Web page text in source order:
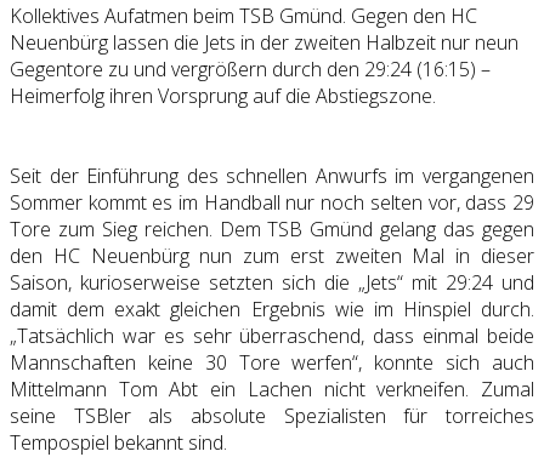
Kollektives Aufatmen beim TSB Gmünd. Gegen den HC
Neuenbürg lassen die Jets in der zweiten Halbzeit nur neun
Gegentore zu und vergrößern durch den 29:24 (16:15) –
Heimerfolg ihren Vorsprung auf die Abstiegszone.
Seit der Einführung des schnellen Anwurfs im vergangenen
Sommer kommt es im Handball nur noch selten vor, dass 29
Tore zum Sieg reichen. Dem TSB Gmünd gelang das gegen
den HC Neuenbürg nun zum erst zweiten Mal in dieser
Saison, kurioserweise setzten sich die „Jets“ mit 29:24 und
damit dem exakt gleichen Ergebnis wie im Hinspiel durch.
„Tatsächlich war es sehr überraschend, dass einmal beide
Mannschaften keine 30 Tore werfen“, konnte sich auch
Mittelmann Tom Abt ein Lachen nicht verkneifen. Zumal
seine TSBler als absolute Spezialisten für torreiches
Tempospiel bekannt sind.